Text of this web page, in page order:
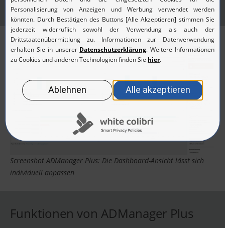
Screenshot ADManager Plus: Die Dashboard-Ansicht lässt sich
individuell anpassen
Funktionen von ADManager Plus